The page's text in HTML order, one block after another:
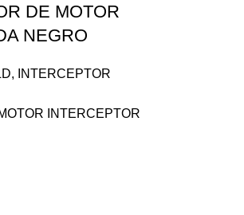
DE MOTOR
NEGRO
,
INTERCEPTOR
INTERCEPTOR